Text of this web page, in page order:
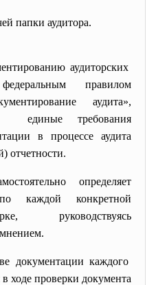
папки аудитора.
аудиторских
федеральным правилом
аудита»,
единые требования
в процессе аудита
отчетности.
определяет
каждой конкретной
руководствуясь
документации каждого
ходе проверки документа